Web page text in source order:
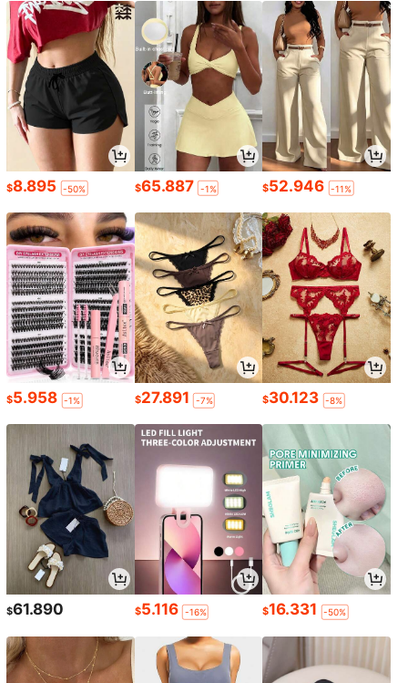
$8.895 -50% $65.887 -1% $52.946 -11%
$5.958 -1% $27.891 -7% $30.123 -8%
$61.890 $5.116 -16% $16.331 -50%